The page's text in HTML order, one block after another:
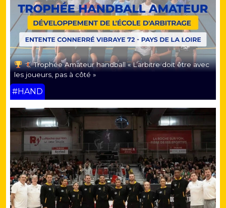
Trophée Amateur handball « L’arbitre doit être avec
les joueurs, pas à côté »
#HAND